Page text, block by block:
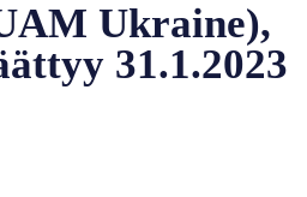
Ukraine),
31.1.2023